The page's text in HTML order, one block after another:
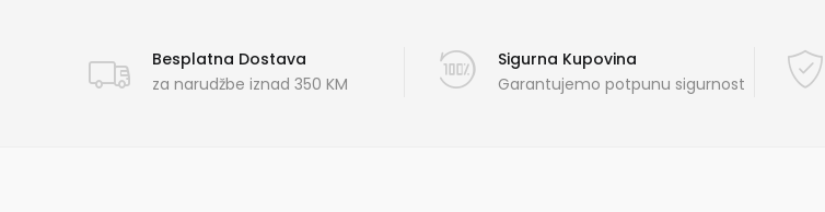
Besplatna Dostava
za narudžbe iznad 350 KM
Sigurna Kupovina
Garantujemo potpunu sigurnost